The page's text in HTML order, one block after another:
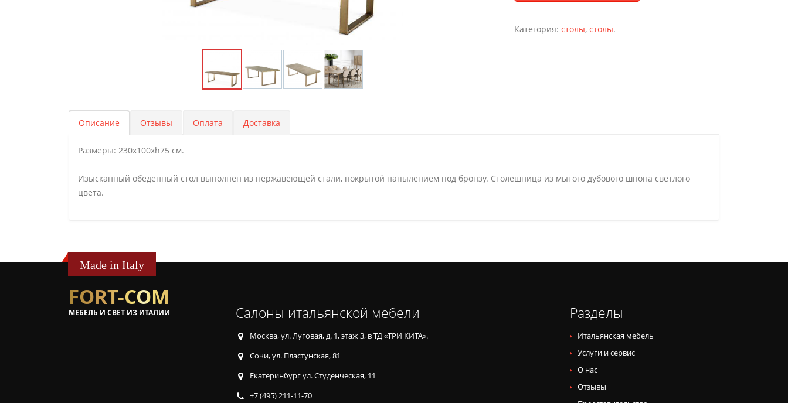
Категория: столы, столы.
Описание Отзывы Оплата Доставка
Размеры: 230х100хh75 см.
Изысканный обеденный стол выполнен из нержавеющей стали, покрытой напылением под бронзу. Столешница из мытого дубового шпона светлого
цвета.
Made in Italy
FORT-COM
МЕБЕЛЬ И СВЕТ ИЗ ИТАЛИИ Салоны итальянской мебели
Москва, ул. Луговая, д. 1, этаж 3, в ТД «ТРИ КИТА».
Сочи, ул. Пластунская, 81
Екатеринбург ул. Студенческая, 11
+7 (495) 211-11-70
Разделы
Итальянская мебель
Услуги и сервис
О нас
Отзывы